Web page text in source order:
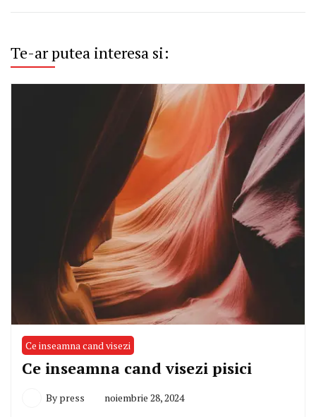
Te-ar putea interesa si:
Ce inseamna cand visezi
Ce inseamna cand visezi pisici
By press noiembrie 28, 2024